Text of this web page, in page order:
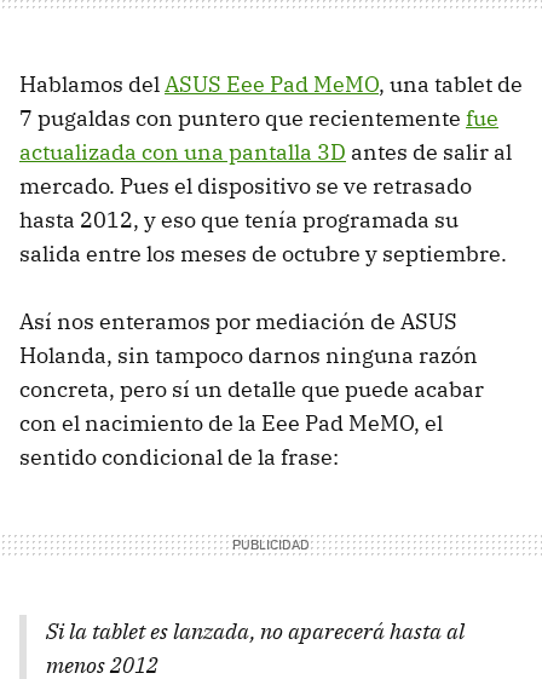
Hablamos delASUS Eee Pad MeMO, una tablet de
7 pugaldas con puntero que recientemente fue
actualizada con una pantalla 3D antes de salir al
mercado. Pues el dispositivo se ve retrasado
hasta 2012, y eso que tenía programada su
salida entre los meses de octubre y septiembre.
Así nos enteramos por mediación de ASUS
Holanda, sin tampoco darnos ninguna razón
concreta, pero sí un detalle que puede acabar
con el nacimiento de la Eee Pad MeMO, el
sentido condicional de la frase:
Si la tablet es lanzada, no aparecerá hasta al
menos 2012